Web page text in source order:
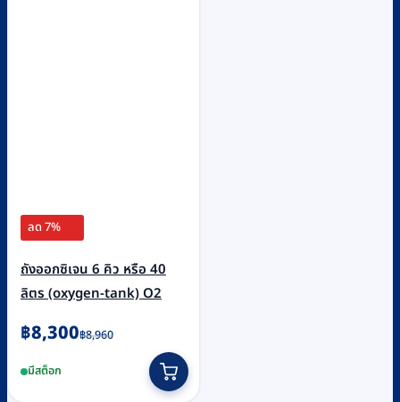
ลด 7%
ถังออกซิเจน 6 คิว หรือ 40
ลิตร (oxygen-tank) O2
฿8,960
Original
was:
฿8,300
Current
is:มีสต็อก